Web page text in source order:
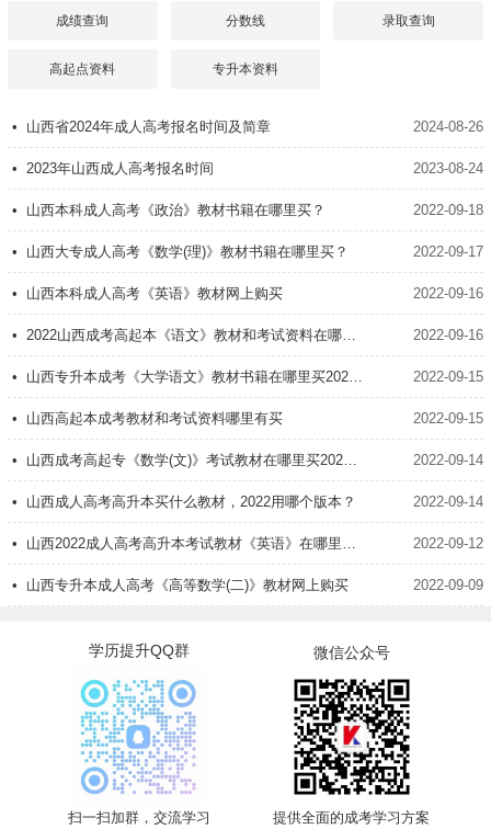
1、物质及其存在形态 1
4、物质与意识的辩证关系 1
第三章 事物的联系、发展及其规律
1、联系和发展的普遍性 1
2、联系和发展的普遍性 2
3、联系和发展的基本环节 1
4、联系和发展的基本环节 2
5、联系和发展的基本环节 3
6、联系和发展的基本环节 4
7、唯物辩证法的基本规律
第四章 实践与认识及其发展规律
1、实践与认识
2、真理与价值 1
3、真理与价值 2
4、真理与价值 3
成绩查询 分数线 录取查询
高起点资料 专升本资料
• 山西省2024年成人高考报名时间及简章 2024-08-26
• 2023年山西成人高考报名时间 2023-08-24
• 山西本科成人高考《政治》教材书籍在哪里买？ 2022-09-18
• 山西大专成人高考《数学(理)》教材书籍在哪里买？ 2022-09-17
• 山西本科成人高考《英语》教材网上购买 2022-09-16
2022-09-16
2022-09-15
• 山西高起本成考教材和考试资料哪里有买 2022-09-15
2022-09-14
• 山西成人高考高升本买什么教材，2022用哪个版本？ 2022-09-14
2022-09-12
• 山西专升本成人高考《高等数学(二)》教材网上购买 2022-09-09
学历提升QQ群
扫一扫加群，交流学习
微信公众号
提供全面的成考学习方案